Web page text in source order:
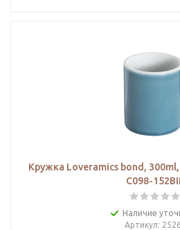
Кружка Loveramics bond,
C098-
Наличие
Артикул: